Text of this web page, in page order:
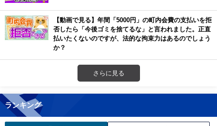
【動画で見る】年間「5000円」の町内会費の支払いを拒
否したら「今後ゴミを捨てるな」と言われました。正直
払いたくないのですが、法的な拘束力はあるのでしょう
か？
さらに見る
ランキング